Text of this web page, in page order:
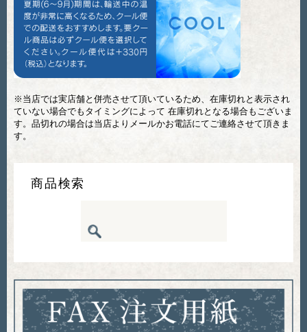
※当店では実店舗と併売させて頂いているため、在庫切れと表示され
ていない場合でもタイミングによって 在庫切れとなる場合もございま
す。品切れの場合は当店よりメールかお電話にてご連絡させて頂きま
す。
商品検索